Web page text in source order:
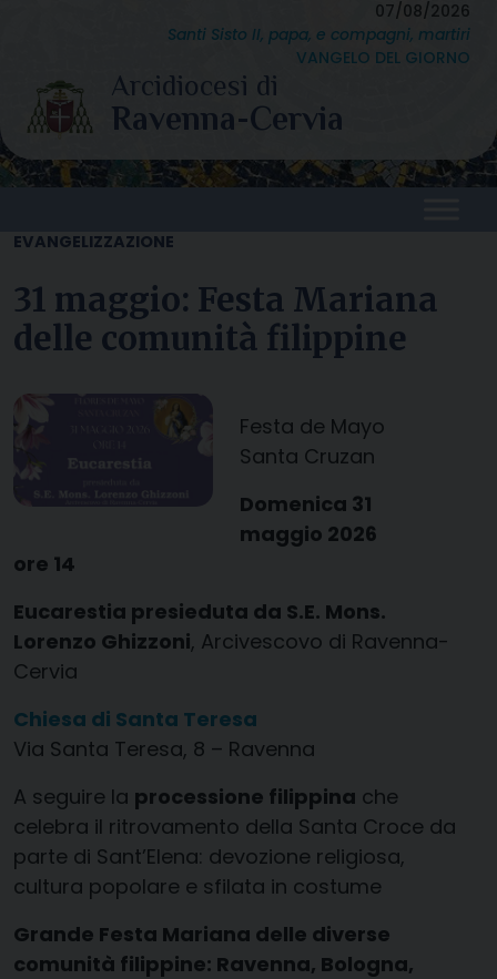
content
07/08/2026
Santi Sisto II, papa, e compagni, martiri
VANGELO DEL GIORNO
EVANGELIZZAZIONE
31 maggio: Festa Mariana
delle comunità filippine
Festa de Mayo
Santa Cruzan
Domenica 31
maggio 2026
ore 14
Eucarestia presieduta da S.E. Mons.
Lorenzo Ghizzoni, Arcivescovo di Ravenna-
Cervia
Chiesa di Santa Teresa
Via Santa Teresa, 8 – Ravenna
A seguire la processione filippina che
celebra il ritrovamento della Santa Croce da
parte di Sant’Elena: devozione religiosa,
cultura popolare e sfilata in costume
Grande Festa Mariana delle diverse
comunità filippine: Ravenna, Bologna,